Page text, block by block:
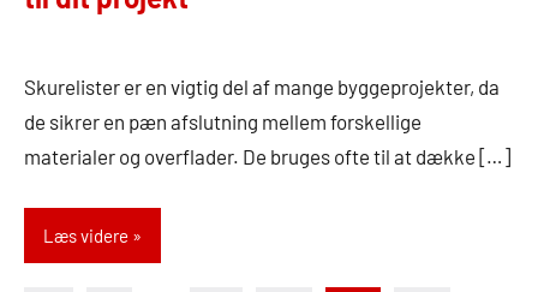
september
2024
Skurelister er en vigtig del af mange byggeprojekter, da
de sikrer en pæn afslutning mellem forskellige
materialer og overflader. De bruges ofte til at dække […]
Læs videre